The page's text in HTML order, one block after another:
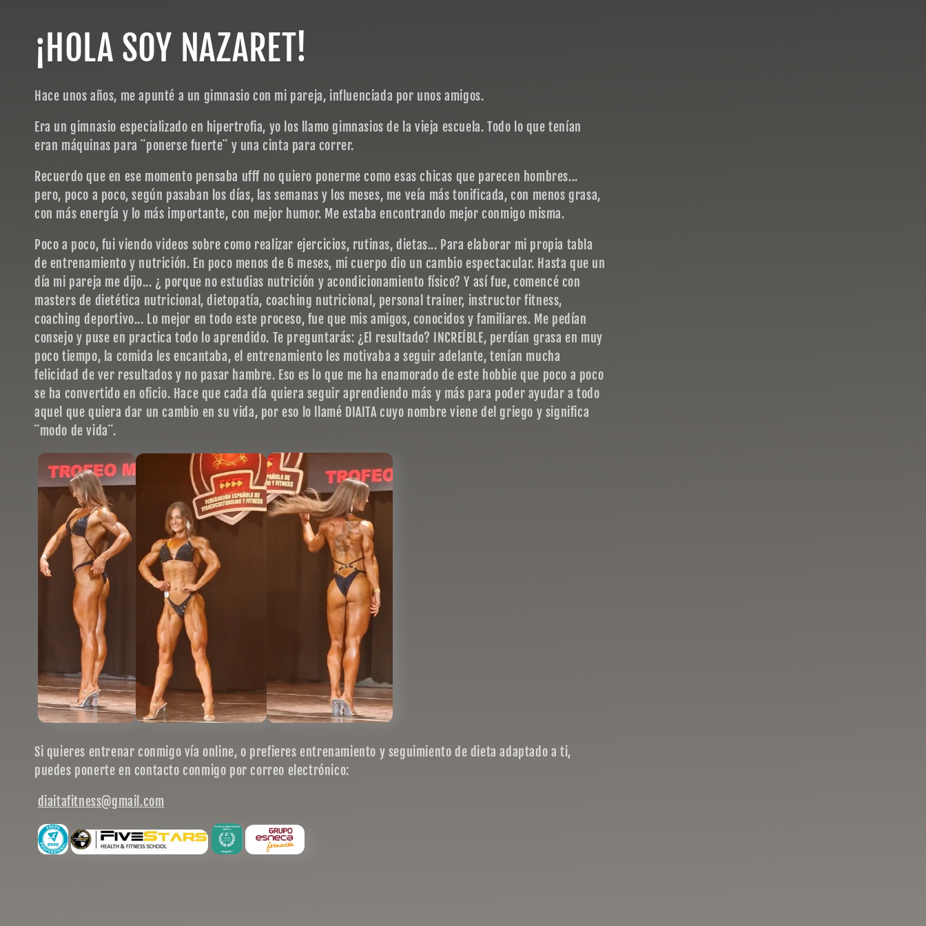
C
o
l
l
e
c
t
i
o
n
:
¡HOLA SOY NAZARET!
Hace unos años, me apunté a un gimnasio con mi pareja, influenciada por unos amigos.
Era un gimnasio especializado en hipertrofia, yo los llamo gimnasios de la vieja escuela. Todo lo que tenían
eran máquinas para ¨ponerse fuerte¨ y una cinta para correr.
Recuerdo que en ese momento pensaba ufff no quiero ponerme como esas chicas que parecen hombres...
pero, poco a poco, según pasaban los días, las semanas y los meses, me veía más tonificada, con menos grasa,
con más energía y lo más importante, con mejor humor. Me estaba encontrando mejor conmigo misma.
Poco a poco, fui viendo videos sobre como realizar ejercicios, rutinas, dietas... Para elaborar mi propia tabla
de entrenamiento y nutrición. En poco menos de 6 meses, mi cuerpo dio un cambio espectacular. Hasta que un
día mi pareja me dijo... ¿ porque no estudias nutrición y acondicionamiento físico? Y así fue, comencé con
masters de dietética nutricional, dietopatía, coaching nutricional, personal trainer, instructor fitness,
coaching deportivo... Lo mejor en todo este proceso, fue que mis amigos, conocidos y familiares. Me pedían
consejo y puse en practica todo lo aprendido. Te preguntarás: ¿El resultado? INCREÍBLE, perdían grasa en muy
poco tiempo, la comida les encantaba, el entrenamiento les motivaba a seguir adelante, tenían mucha
felicidad de ver resultados y no pasar hambre. Eso es lo que me ha enamorado de este hobbie que poco a poco
se ha convertido en oficio. Hace que cada día quiera seguir aprendiendo más y más para poder ayudar a todo
aquel que quiera dar un cambio en su vida, por eso lo llamé DIAITA cuyo nombre viene del griego y significa
¨modo de vida¨.
Si quieres entrenar conmigo vía online, o prefieres entrenamiento y seguimiento de dieta adaptado a ti,
puedes ponerte en contacto conmigo por correo electrónico:
diaitafitness@gmail.com